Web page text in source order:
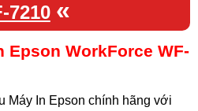
7210 «
Epson WorkForce WF-
Máy In Epson chính hãng với